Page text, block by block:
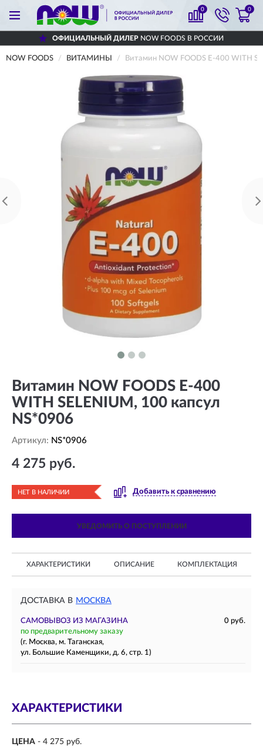
0 0
ОФИЦИАЛЬНЫЙ ДИЛЕРNOW FOODS В РОССИИ
NOW FOODS ВИТАМИНЫ Витамин NOW FOODS Е-400 WITH
Витамин NOW FOODS Е-400
WITH SELENIUM, 100 капсул
NS*0906
Артикул: NS*0906
4 275 руб.
НЕТ В НАЛИЧИИ Добавить к сравнению
УВЕДОМИТЬ О ПОСТУПЛЕНИИ
ХАРАКТЕРИСТИКИ ОПИСАНИЕ КОМПЛЕКТАЦИЯ
ДОСТАВКА В МОСКВА
САМОВЫВОЗ ИЗ МАГАЗИНА
0 руб.
по предварительному заказу
(г. Москва, м. Таганская,
ул. Большие Каменщики, д. 6, стр. 1)
ХАРАКТЕРИСТИКИ
ЦЕНА - 4 275 руб.